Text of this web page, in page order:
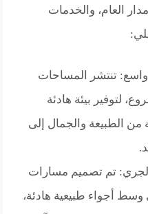
العام، والخدمات
تنتشر المساحات
لتوفير بيئة هادئة
الطبيعة والجمال إلى
تم تصميم مسارات
أجواء طبيعية هادئة،